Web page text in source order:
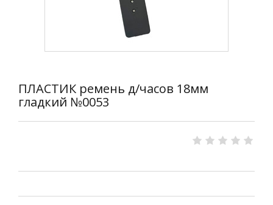
ПЛАСТИК ремень д/часов 18мм
гладкий №0053